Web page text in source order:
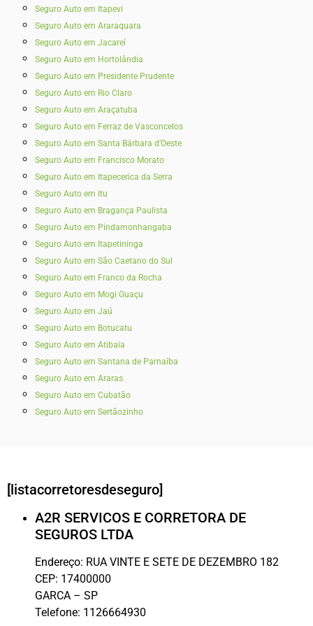
Seguro Auto em Itapevi
Seguro Auto em Araraquara
Seguro Auto em Jacareí
Seguro Auto em Hortolândia
Seguro Auto em Presidente Prudente
Seguro Auto em Rio Claro
Seguro Auto em Araçatuba
Seguro Auto em Ferraz de Vasconcelos
Seguro Auto em Santa Bárbara d’Oeste
Seguro Auto em Francisco Morato
Seguro Auto em Itapecerica da Serra
Seguro Auto em Itu
Seguro Auto em Bragança Paulista
Seguro Auto em Pindamonhangaba
Seguro Auto em Itapetininga
Seguro Auto em São Caetano do Sul
Seguro Auto em Franco da Rocha
Seguro Auto em Mogi Guaçu
Seguro Auto em Jaú
Seguro Auto em Botucatu
Seguro Auto em Atibaia
Seguro Auto em Santana de Parnaíba
Seguro Auto em Araras
Seguro Auto em Cubatão
Seguro Auto em Sertãozinho
[listacorretoresdeseguro]
A2R SERVICOS E CORRETORA DE
SEGUROS LTDA
Endereço: RUA VINTE E SETE DE DEZEMBRO 182
CEP: 17400000
GARCA – SP
Telefone: 1126664930